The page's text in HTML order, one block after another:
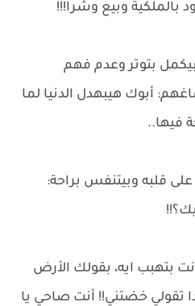
بالملكية وبيع وشرا!!!
بتوتر وعدم فهم
أبوك هيبهدل الدنيا لما
فيها..
قلبه وبيتنفس براحة:
بتهبب ايه، بقولك الأرض
تقولي خضتني!! أنت صاحي يا